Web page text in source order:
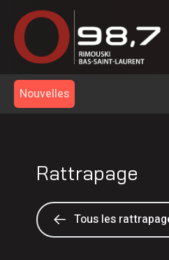
Nouvelles
Rattrapage
Tous les